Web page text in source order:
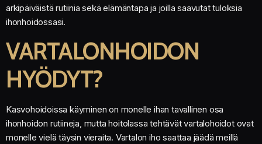
arkipäiväistä rutiinia sekä elämäntapa ja joilla saavutat tuloksia
ihonhoidossasi.
VARTALONHOIDON
HYÖDYT?
Kasvohoidoissa käyminen on monelle ihan tavallinen osa
ihonhoidon rutiineja, mutta hoitolassa tehtävät vartalohoidot ovat
monelle vielä täysin vieraita. Vartalon iho saattaa jäädä meillä